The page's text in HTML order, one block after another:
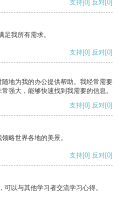
支持[0] 反对[0]
我所有需求。
支持[0] 反对[0]
地为我的办公提供帮助。我经常需要
强大，能够快速找到我需要的信息。
支持[0] 反对[0]
略世界各地的美景。
支持[0] 反对[0]
以与其他学习者交流学习心得。